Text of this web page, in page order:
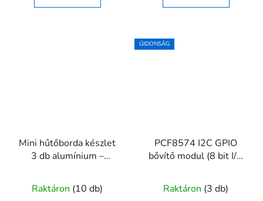
Mini hűtőborda készlet
3 db alumínium –
tranzisztor hűtésére
Raktáron (10 db)
ÚJDONSÁG
PCF8574 I2C GPIO
bővítő modul (8 bit I/O
mikrokontrollerekhez
Raktáron (3 db)